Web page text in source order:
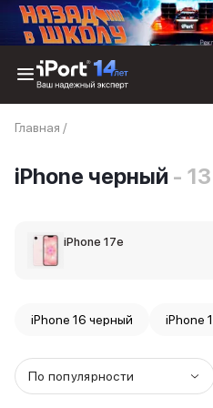
Выпрямители
iPhone 17
iPhone 17 Pro
iPhone 17 Pro Max
Главная /
iPhone черный - 13
iPhone 17e
iPhone 16 черный iPhone
По популярности